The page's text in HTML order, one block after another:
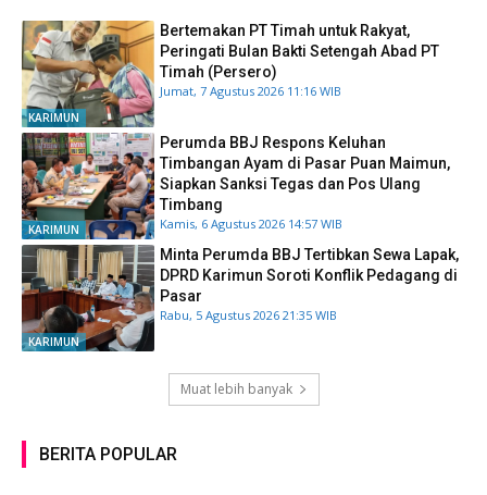
KARIMUN
Bertemakan PT Timah untuk Rakyat,
Peringati Bulan Bakti Setengah Abad PT
Timah (Persero)
Jumat, 7 Agustus 2026 11:16 WIB
KARIMUN
Perumda BBJ Respons Keluhan
Timbangan Ayam di Pasar Puan Maimun,
Siapkan Sanksi Tegas dan Pos Ulang
Timbang
Kamis, 6 Agustus 2026 14:57 WIB
KARIMUN
Minta Perumda BBJ Tertibkan Sewa Lapak,
DPRD Karimun Soroti Konflik Pedagang di
Pasar
Rabu, 5 Agustus 2026 21:35 WIB
Muat lebih banyak
BERITA POPULAR